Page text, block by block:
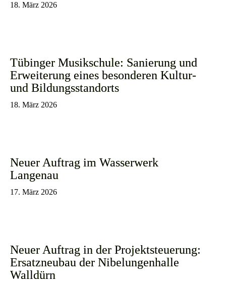
18. März 2026
Tübinger Musikschule: Sanierung und
Erweiterung eines besonderen Kultur-
und Bildungsstandorts
18. März 2026
Neuer Auftrag im Wasserwerk
Langenau
17. März 2026
Neuer Auftrag in der Projektsteuerung:
Ersatzneubau der Nibelungenhalle
Walldürn